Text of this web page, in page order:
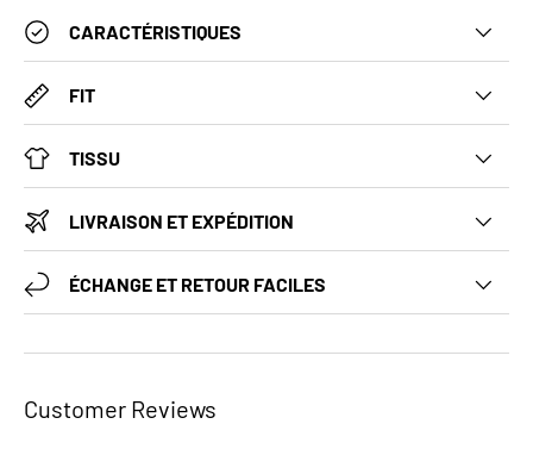
CARACTÉRISTIQUES
FIT
TISSU
LIVRAISON ET EXPÉDITION
ÉCHANGE ET RETOUR FACILES
Customer Reviews